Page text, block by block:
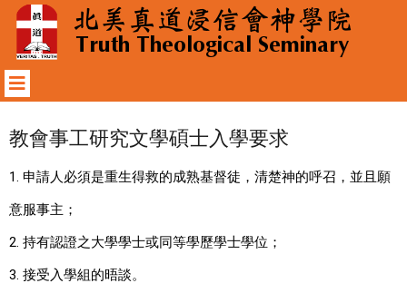
教會事工研究文學碩士入學要求
1. 申請人必須是重生得救的成熟基督徒，清楚神的呼召，並且願
意服事主；
2. 持有認證之大學學士或同等學歷學士學位；
3. 接受入學組的晤談。